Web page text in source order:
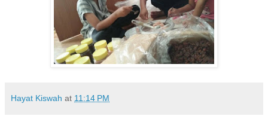
Hayat Kiswah at 11:14 PM